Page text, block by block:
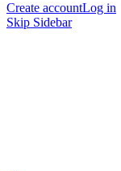
Create accountLog in
Skip Sidebar